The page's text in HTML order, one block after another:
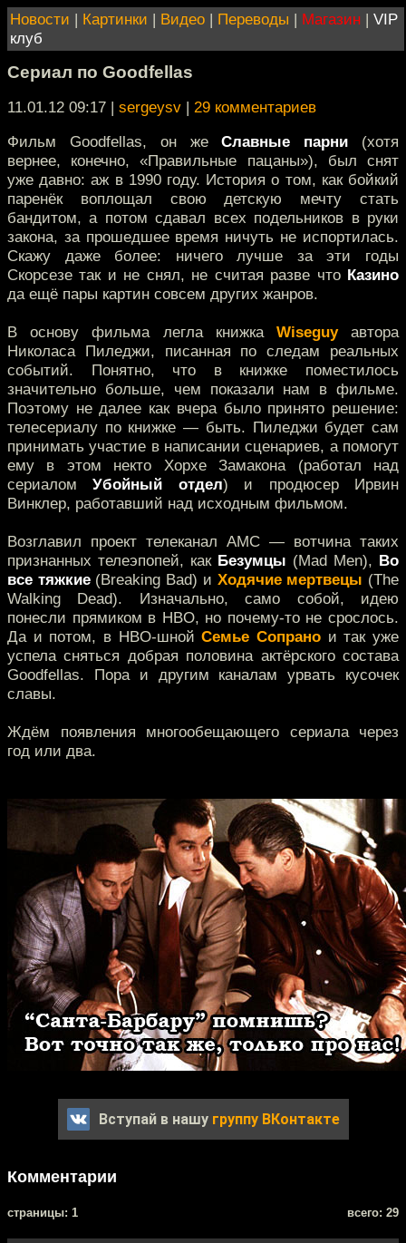
Новости | Картинки | Видео | Переводы | Магазин | VIP
клуб
Сериал по Goodfellas
11.01.12 09:17 | sergeysv | 29 комментариев
Фильм Goodfellas, он жеСлавные парни (хотя
вернее, конечно, «Правильные пацаны»), был снят
уже давно: аж в 1990 году. История о том, как бойкий
паренёк воплощал свою детскую мечту стать
бандитом, а потом сдавал всех подельников в руки
закона, за прошедшее время ничуть не испортилась.
Скажу даже более: ничего лучше за эти годы
Скорсезе так и не снял, не считая разве что Казино
да ещё пары картин совсем других жанров.
В основу фильма легла книжка Wiseguyавтора
Николаса Пиледжи, писанная по следам реальных
событий. Понятно, что в книжке поместилось
значительно больше, чем показали нам в фильме.
Поэтому не далее как вчера было принято решение:
телесериалу по книжке — быть. Пиледжи будет сам
принимать участие в написании сценариев, а помогут
ему в этом некто Хорхе Замакона (работал над
сериаломУбойный отдел) и продюсер Ирвин
Винклер, работавший над исходным фильмом.
Возглавил проект телеканал AMC — вотчина таких
признанных телеэпопей, как Безумцы (Mad Men), Во
все тяжкие(Breaking Bad) и Ходячие мертвецы (The
Walking Dead). Изначально, само собой, идею
понесли прямиком в HBO, но почему-то не срослось.
Да и потом, в HBO-шнойСемье Сопрано и так уже
успела сняться добрая половина актёрского состава
Goodfellas. Пора и другим каналам урвать кусочек
славы.
Ждём появления многообещающего сериала через
год или два.
Вступай в нашу группу ВКонтакте
Комментарии
cтраницы: 1 всего: 29